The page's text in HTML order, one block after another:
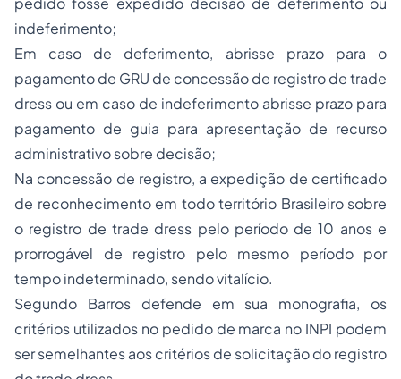
indeferimento;
Em caso de deferimento, abrisse prazo para o
pagamento de GRU de concessão de registro de trade
dress ou em caso de indeferimento abrisse prazo para
pagamento de guia para apresentação de recurso
administrativo sobre decisão;
Na concessão de registro, a expedição de certificado
de reconhecimento em todo território Brasileiro sobre
o registro de trade dress pelo período de 10 anos e
prorrogável de registro pelo mesmo período por
tempo indeterminado, sendo vitalício.
Segundo Barros defende em sua monografia, os
critérios utilizados no pedido de marca no INPI podem
ser semelhantes aos critérios de solicitação do registro